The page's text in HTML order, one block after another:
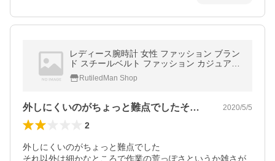
レディース腕時計 女性 ファッション ブラン
ド スチールベルト ファッション カジュアル
OtherRutiledMan Shop
外しにくいのがちょっと難点でしたそれ以… 2020/5/5
2
外しにくいのがちょっと難点でした
それ以外は細かなところで作業の荒っぽさというか雑さが